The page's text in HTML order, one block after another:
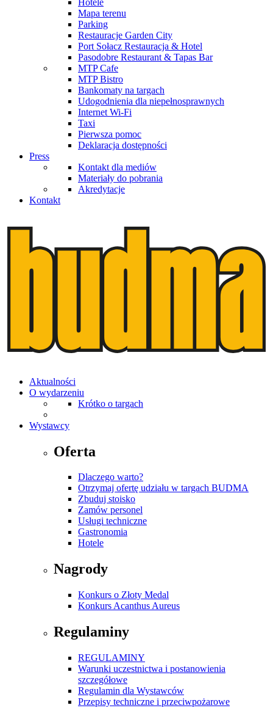
Mapa terenu
Parking
Restauracje Garden City
Port Sołacz Restauracja & Hotel
Pasodobre Restaurant & Tapas Bar
MTP Cafe
MTP Bistro
Bankomaty na targach
Udogodnienia dla niepełnosprawnych
Internet Wi-Fi
Taxi
Pierwsza pomoc
Deklaracja dostępności
Press
Kontakt dla mediów
Materiały do pobrania
Akredytacje
Kontakt
Aktualności
O wydarzeniu
Krótko o targach
Wystawcy
Oferta
Dlaczego warto?
Otrzymaj ofertę udziału w targach BUDMA
Zbuduj stoisko
Zamów personel
Usługi techniczne
Gastronomia
Hotele
Nagrody
Konkurs o Złoty Medal
Konkurs Acanthus Aureus
Regulaminy
REGULAMINY
Warunki uczestnictwa i postanowienia
szczegółowe
Regulamin dla Wystawców
Przepisy techniczne i przeciwpożarowe